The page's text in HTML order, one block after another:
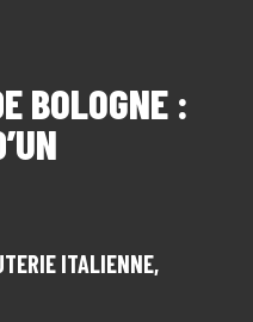
BOLOGNE :
ITALIENNE,